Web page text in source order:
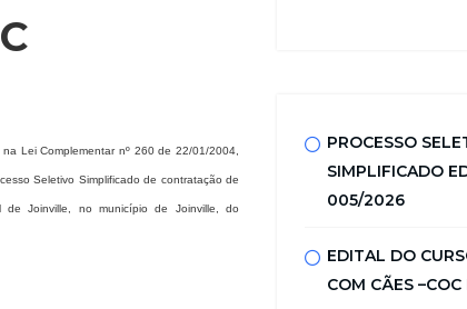
Lei Complementar nº 260 de 22/01/2004,
Seletivo Simplificado de contratação de
de Joinville, no município de Joinville, do
PROCESSO
SIMPLIFICADO
005/2026
EDITAL DO
COM CÃES –COC